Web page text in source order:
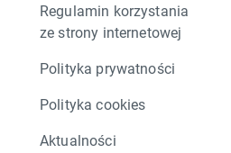
Regulamin korzystania
ze strony internetowej
Polityka prywatności
Polityka cookies
Aktualności